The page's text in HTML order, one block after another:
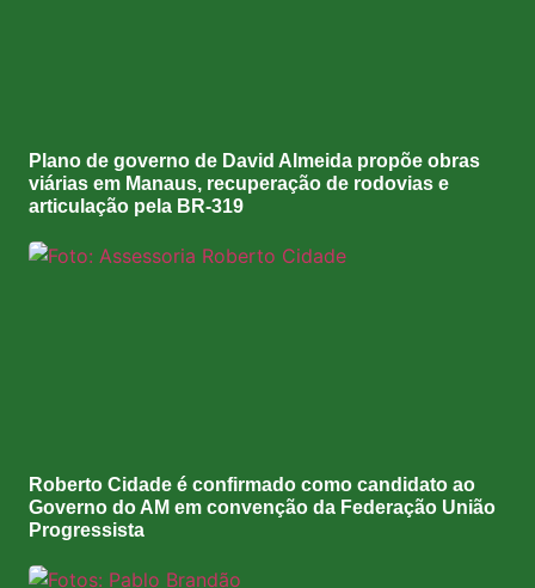
Plano de governo de David Almeida propõe obras
viárias em Manaus, recuperação de rodovias e
articulação pela BR-319
Roberto Cidade é confirmado como candidato ao
Governo do AM em convenção da Federação União
Progressista